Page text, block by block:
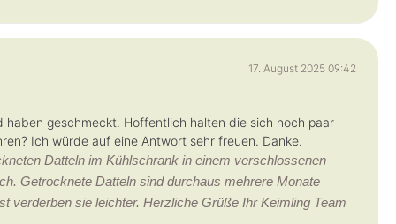
17. August 2025 09:42
geschmeckt. Hoffentlich halten die sich noch paar
Ich würde auf eine Antwort sehr freuen. Danke.
Datteln im Kühlschrank in einem verschlossenen
Getrocknete Datteln sind durchaus mehrere Monate
verderben sie leichter. Herzliche Grüße Ihr Keimling Team